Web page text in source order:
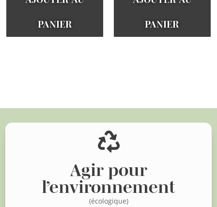
PANIER PANIER

Agir pour
l’environnement
(écologique)